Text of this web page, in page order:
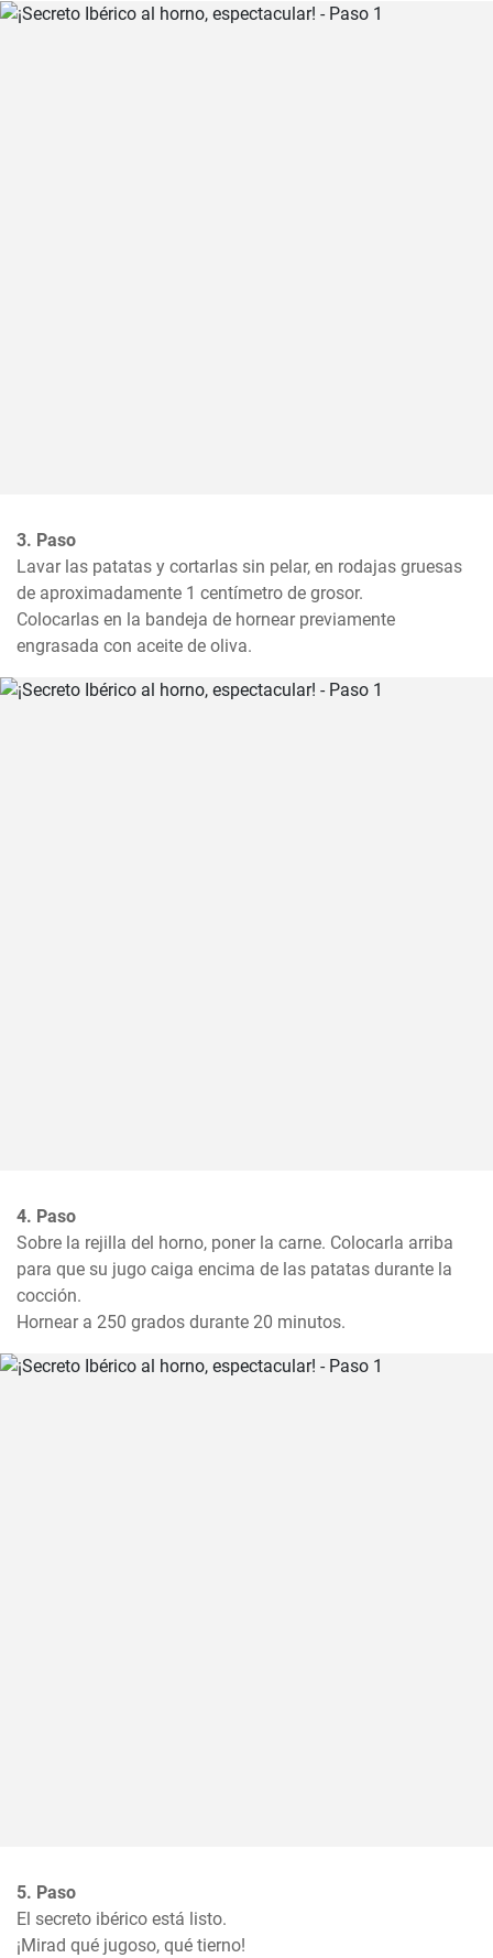
3. Paso
Lavar las patatas y cortarlas sin pelar, en rodajas gruesas
de aproximadamente 1 centímetro de grosor.
Colocarlas en la bandeja de hornear previamente
engrasada con aceite de oliva.
4. Paso
Sobre la rejilla del horno, poner la carne. Colocarla arriba
para que su jugo caiga encima de las patatas durante la
cocción.
Hornear a 250 grados durante 20 minutos.
5. Paso
El secreto ibérico está listo.
¡Mirad qué jugoso, qué tierno!